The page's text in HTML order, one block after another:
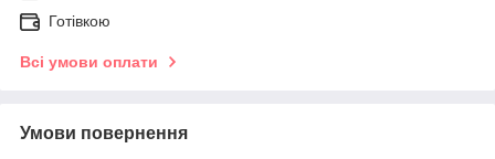
Готівкою
Всі умови оплати
Умови повернення